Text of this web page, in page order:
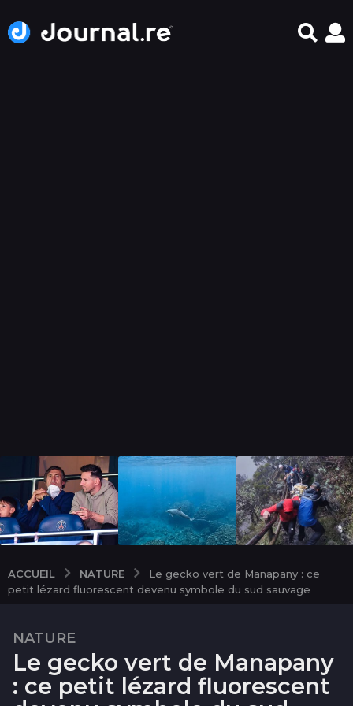
ACCUEIL NATURE
Le gecko vert de Manapany : ce
petit lézard fluorescent devenu symbole du sud sauvage
3
m
i
NATURE
Le gecko vert de Manapany
: ce petit lézard fluorescent